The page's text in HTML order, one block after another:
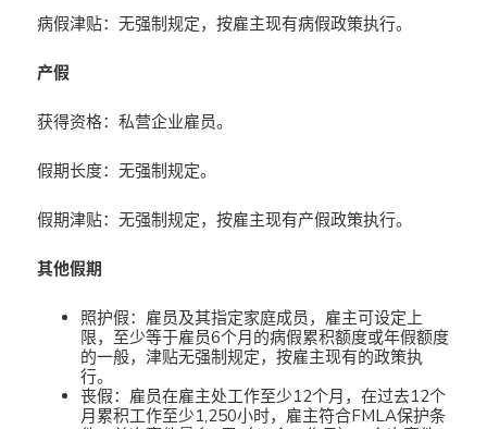
病假津贴：无强制规定，按雇主现有病假政策执行。
产假
获得资格：私营企业雇员。
假期长度：无强制规定。
假期津贴：无强制规定，按雇主现有产假政策执行。
其他假期
照护假：雇员及其指定家庭成员，雇主可设定上
限，至少等于雇员6个月的病假累积额度或年假额度
的一般，津贴无强制规定，按雇主现有的政策执
行。
丧假：雇员在雇主处工作至少12个月，在过去12个
月累积工作至少1,250小时，雇主符合FMLA保护条